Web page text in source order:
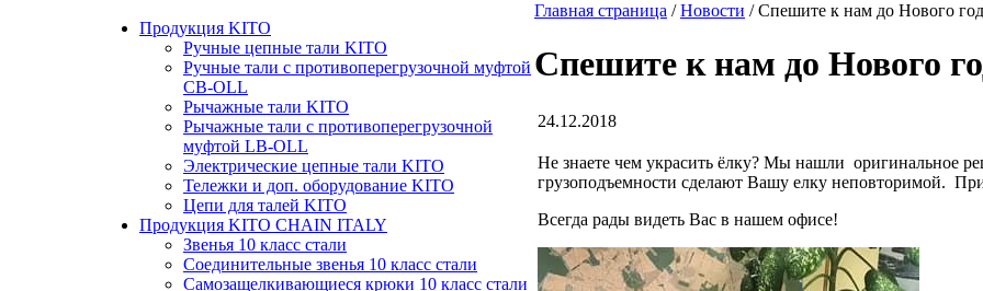
Продукция KITO
Ручные цепные тали KITO
Ручные тали с противоперегрузочной муфтой
СВ-OLL
Рычажные тали KITO
Рычажные тали с противоперегрузочной
муфтой LB-OLL
Электрические цепные тали KITO
Тележки и доп. оборудование KITO
Цепи для талей KITO
Продукция KITO CHAIN ITALY
Звенья 10 класс стали
Соединительные звенья 10 класс стали
Самозащелкивающиеся крюки 10 класс стали
Главная страница /Новости / Спешите к нам до Нового
Спешите к нам до Нового
24.12.2018
Не знаете чем украсить ёлку? Мы нашли оригинальное
грузоподъемности сделают Вашу елку неповторимой.
Всегда рады видеть Вас в нашем офисе!